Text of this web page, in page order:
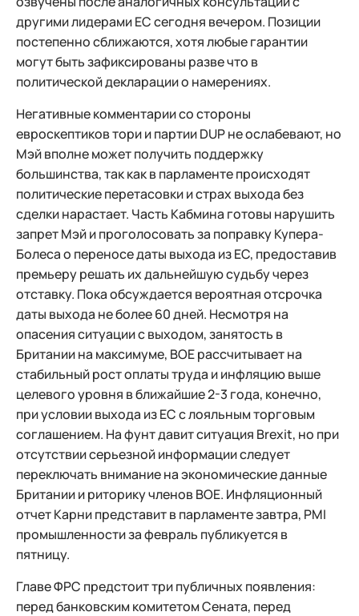
другими лидерами ЕС сегодня вечером. Позиции
постепенно сближаются, хотя любые гарантии
могут быть зафиксированы разве что в
политической декларации о намерениях.
Негативные комментарии со стороны
евроскептиков тори и партии DUP не ослабевают, но
Мэй вполне может получить поддержку
большинства, так как в парламенте происходят
политические перетасовки и страх выхода без
сделки нарастает. Часть Кабмина готовы нарушить
запрет Мэй и проголосовать за поправку Купера-
Болеса о переносе даты выхода из ЕС, предоставив
премьеру решать их дальнейшую судьбу через
отставку. Пока обсуждается вероятная отсрочка
даты выхода не более 60 дней. Несмотря на
опасения ситуации с выходом, занятость в
Британии на максимуме, BOE рассчитывает на
стабильный рост оплаты труда и инфляцию выше
целевого уровня в ближайшие 2-3 года, конечно,
при условии выхода из ЕС с лояльным торговым
соглашением. На фунт давит ситуация Brexit, но при
отсутствии серьезной информации следует
переключать внимание на экономические данные
Британии и риторику членов ВOЕ. Инфляционный
отчет Карни представит в парламенте завтра, PMI
промышленности за февраль публикуется в
пятницу.
Главе ФРС предстоит три публичных появления:
перед банковским комитетом Сената, перед